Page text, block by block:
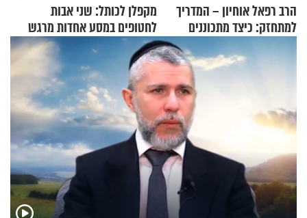
הרב רפאל אוחיון – המדריך
למתחזק: כיצד מתכוננים
לתפילה?
מקפלן לכותל: שני אבות
לחטופים במסע אחדות מרגש